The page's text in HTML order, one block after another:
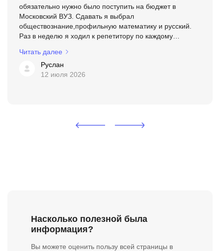
обязательно нужно было поступить на бюджет в
Московский ВУЗ. Сдавать я выбрал
обществознание,профильную математику и русский.
Раз в неделю я ходил к репетитору по каждому
роста на тот момент было ...
Читать далее
Руслан
12 июля 2026
Насколько полезной была
информация?
Вы можете оценить пользу всей страницы в